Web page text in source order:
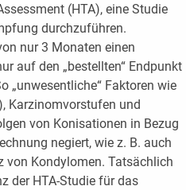
(HTA), eine Studie
durchzuführen.
nur 3 Monaten einen
auf den „bestellten“ Endpunkt
„unwesentliche“ Faktoren wie
Karzinomvorstufen und
von Konisationen in Bezug
negiert, wie z. B. auch
von Kondylomen. Tatsächlich
der HTA-Studie für das